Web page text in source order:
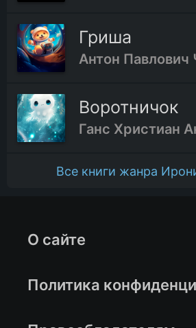
Гриша
Антон Павлович
Воротничок
Ганс Христиан
Все книги жанра
О сайте
Политика